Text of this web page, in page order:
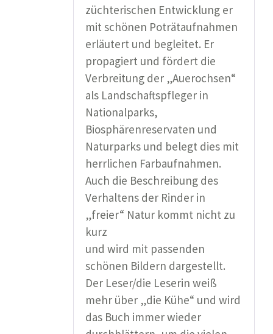
züchterischen Entwicklung er
mit schönen Poträtaufnahmen
erläutert und begleitet. Er
propagiert und fördert die
Verbreitung der „Auerochsen“
als Landschaftspfleger in
Nationalparks,
Biosphärenreservaten und
Naturparks und belegt dies mit
herrlichen Farbaufnahmen.
Auch die Beschreibung des
Verhaltens der Rinder in
„freier“ Natur kommt nicht zu
kurz
und wird mit passenden
schönen Bildern dargestellt.
Der Leser/die Leserin weiß
mehr über „die Kühe“ und wird
das Buch immer wieder